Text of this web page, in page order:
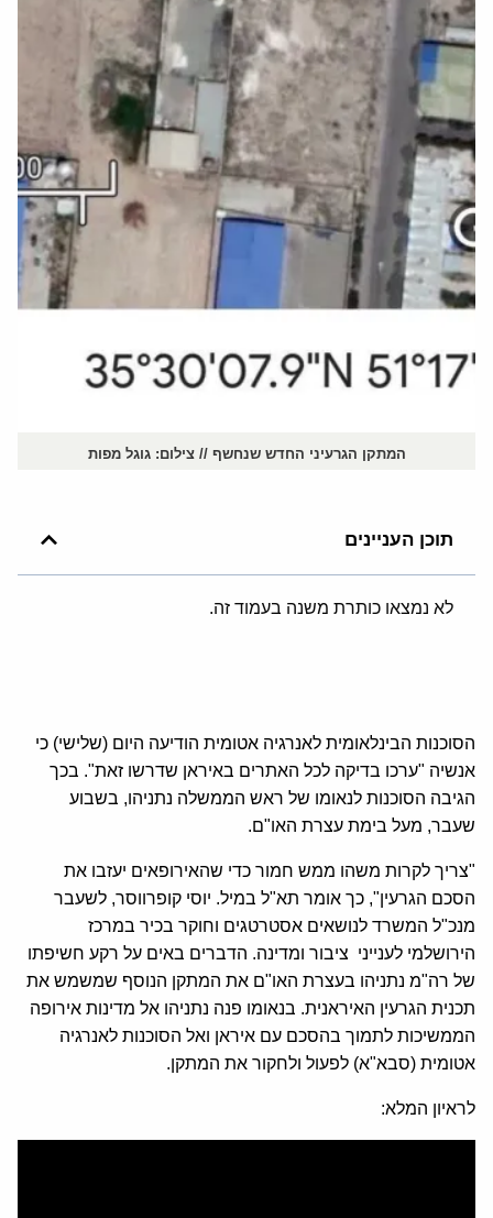
המתקן הגרעיני החדש שנחשף // צילום: גוגל מפות
תוכן העניינים
לא נמצאו כותרת משנה בעמוד זה.
הסוכנות הבינלאומית לאנרגיה אטומית הודיעה היום (שלישי) כי
אנשיה "ערכו בדיקה לכל האתרים באיראן שדרשו זאת". בכך
הגיבה הסוכנות לנאומו של ראש הממשלה נתניהו, בשבוע
שעבר, מעל בימת עצרת האו"ם.
"צריך לקרות משהו ממש חמור כדי שהאירופאים יעזבו את
הסכם הגרעין", כך אומר תא"ל במיל. יוסי קופרווסר, לשעבר
מנכ"ל המשרד לנושאים אסטרטגים וחוקר בכיר במרכז
הירושלמי לענייני ציבור ומדינה. הדברים באים על רקע חשיפתו
של רה"מ נתניהו בעצרת האו"ם את המתקן הנוסף שמשמש את
תכנית הגרעין האיראנית. בנאומו פנה נתניהו אל מדינות אירופה
הממשיכות לתמוך בהסכם עם איראן ואל הסוכנות לאנרגיה
אטומית (סבא"א) לפעול ולחקור את המתקן.
לראיון המלא: